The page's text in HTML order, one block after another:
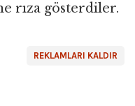
rıza gösterdiler.
REKLAMLARI KALDIR